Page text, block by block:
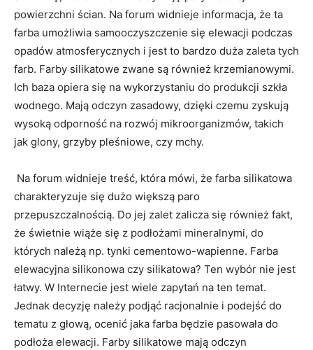
powierzchni ścian. Na forum widnieje informacja, że ta
farba umożliwia samooczyszczenie się elewacji podczas
opadów atmosferycznych i jest to bardzo duża zaleta tych
farb. Farby silikatowe zwane są również krzemianowymi.
Ich baza opiera się na wykorzystaniu do produkcji szkła
wodnego. Mają odczyn zasadowy, dzięki czemu zyskują
wysoką odporność na rozwój mikroorganizmów, takich
jak glony, grzyby pleśniowe, czy mchy.
Na forum widnieje treść, która mówi, że farba silikatowa
charakteryzuje się dużo większą paro
przepuszczalnością. Do jej zalet zalicza się również fakt,
że świetnie wiąże się z podłożami mineralnymi, do
których należą np. tynki cementowo-wapienne. Farba
elewacyjna silikonowa czy silikatowa? Ten wybór nie jest
łatwy. W Internecie jest wiele zapytań na ten temat.
Jednak decyzję należy podjąć racjonalnie i podejść do
tematu z głową, ocenić jaka farba będzie pasowała do
podłoża elewacji. Farby silikatowe mają odczyn